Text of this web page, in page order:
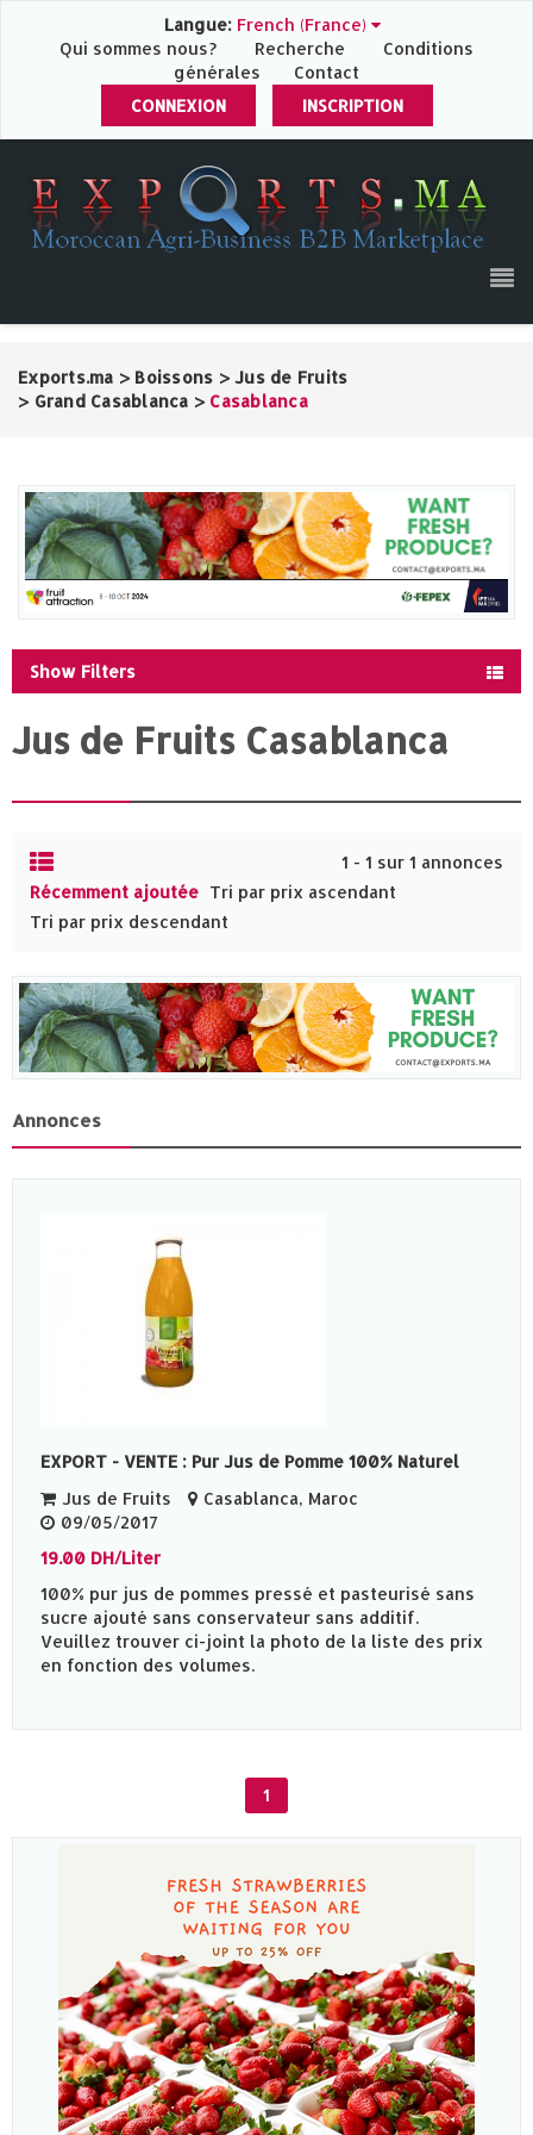
Langue: French (France)
Qui sommes nous?
Recherche
Conditions
générales
Contact
CONNEXION
INSCRIPTION
Exports.ma > Boissons > Jus de Fruits
> Grand Casablanca > Casablanca
Show Filters
Jus de Fruits Casablanca
1 - 1 sur 1 annonces
Récemment ajoutée Tri par prix ascendant
Tri par prix descendant
Annonces
EXPORT - VENTE : Pur Jus de Pomme 100% Naturel
Jus de Fruits
Casablanca, Maroc
09/05/2017
19.00 DH/Liter
100% pur jus de pommes pressé et pasteurisé sans
sucre ajouté sans conservateur sans additif.
Veuillez trouver ci-joint la photo de la liste des prix
en fonction des volumes.
1